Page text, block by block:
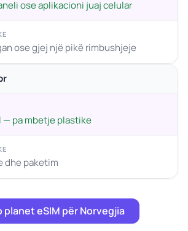
ose aplikacioni juaj celular
ose gjej një pikë rimbushjeje
— pa mbetje plastike
dhe paketim
planet eSIM për Norvegjia